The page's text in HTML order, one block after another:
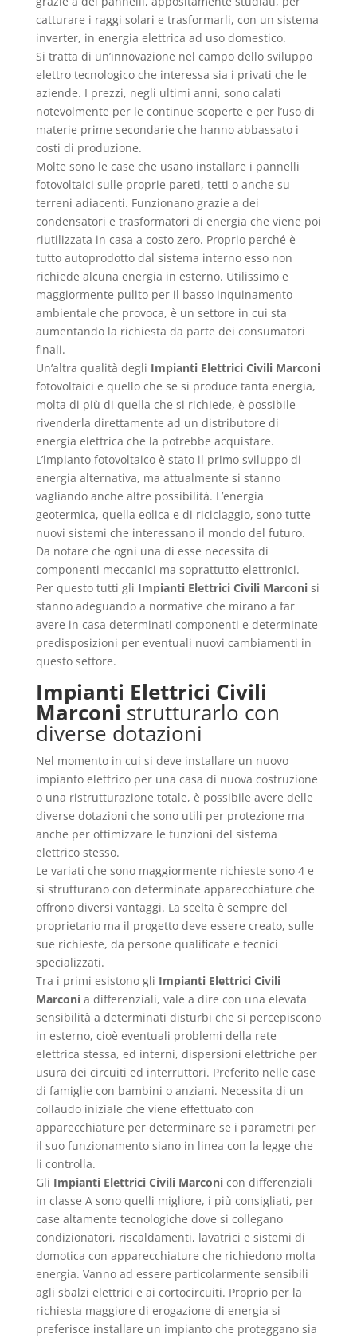
catturare i raggi solari e trasformarli, con un sistema
inverter, in energia elettrica ad uso domestico.
Si tratta di un’innovazione nel campo dello sviluppo
elettro tecnologico che interessa sia i privati che le
aziende. I prezzi, negli ultimi anni, sono calati
notevolmente per le continue scoperte e per l’uso di
materie prime secondarie che hanno abbassato i
costi di produzione.
Molte sono le case che usano installare i pannelli
fotovoltaici sulle proprie pareti, tetti o anche su
terreni adiacenti. Funzionano grazie a dei
condensatori e trasformatori di energia che viene poi
riutilizzata in casa a costo zero. Proprio perché è
tutto autoprodotto dal sistema interno esso non
richiede alcuna energia in esterno. Utilissimo e
maggiormente pulito per il basso inquinamento
ambientale che provoca, è un settore in cui sta
aumentando la richiesta da parte dei consumatori
finali.
Un’altra qualità degli Impianti Elettrici Civili Marconi
fotovoltaici e quello che se si produce tanta energia,
molta di più di quella che si richiede, è possibile
rivenderla direttamente ad un distributore di
energia elettrica che la potrebbe acquistare.
L’impianto fotovoltaico è stato il primo sviluppo di
energia alternativa, ma attualmente si stanno
vagliando anche altre possibilità. L’energia
geotermica, quella eolica e di riciclaggio, sono tutte
nuovi sistemi che interessano il mondo del futuro.
Da notare che ogni una di esse necessita di
componenti meccanici ma soprattutto elettronici.
Per questo tutti gli Impianti Elettrici Civili Marconisi
stanno adeguando a normative che mirano a far
avere in casa determinati componenti e determinate
predisposizioni per eventuali nuovi cambiamenti in
questo settore.
Impianti Elettrici Civili
Marconi strutturarlo con
diverse dotazioni
Nel momento in cui si deve installare un nuovo
impianto elettrico per una casa di nuova costruzione
o una ristrutturazione totale, è possibile avere delle
diverse dotazioni che sono utili per protezione ma
anche per ottimizzare le funzioni del sistema
elettrico stesso.
Le variati che sono maggiormente richieste sono 4 e
si strutturano con determinate apparecchiature che
offrono diversi vantaggi. La scelta è sempre del
proprietario ma il progetto deve essere creato, sulle
sue richieste, da persone qualificate e tecnici
specializzati.
Tra i primi esistono gli Impianti Elettrici Civili
Marconia differenziali, vale a dire con una elevata
sensibilità a determinati disturbi che si percepiscono
in esterno, cioè eventuali problemi della rete
elettrica stessa, ed interni, dispersioni elettriche per
usura dei circuiti ed interruttori. Preferito nelle case
di famiglie con bambini o anziani. Necessita di un
collaudo iniziale che viene effettuato con
apparecchiature per determinare se i parametri per
il suo funzionamento siano in linea con la legge che
li controlla.
Gli Impianti Elettrici Civili Marconicon differenziali
in classe A sono quelli migliore, i più consigliati, per
case altamente tecnologiche dove si collegano
condizionatori, riscaldamenti, lavatrici e sistemi di
domotica con apparecchiature che richiedono molta
energia. Vanno ad essere particolarmente sensibili
agli sbalzi elettrici e ai cortocircuiti. Proprio per la
richiesta maggiore di erogazione di energia si
preferisce installare un impianto che proteggano sia